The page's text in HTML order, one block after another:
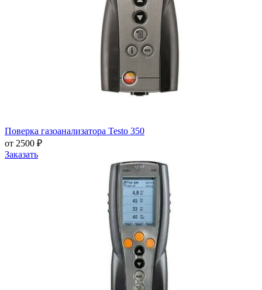
Поверка газоанализатора Testo 350
от 2500 ₽
Заказать